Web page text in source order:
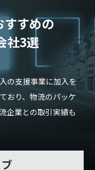
すすめの
社3選
の支援事業に加入を
おり、物流のパッケ
企業との取引実績も